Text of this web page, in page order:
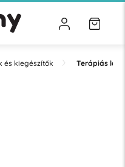
és kiegészítők Terápiás